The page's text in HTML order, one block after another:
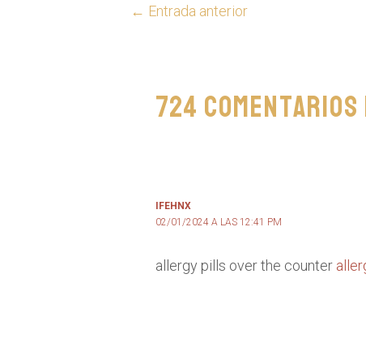
← Entrada anterior
724
IFEHNX
02/01/2024 A LAS 12:41 PM
allergy pills over the counter